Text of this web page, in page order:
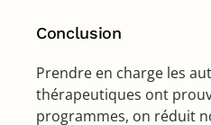
Conclusion
Prendre en charge les
thérapeutiques ont
programmes, on réduit